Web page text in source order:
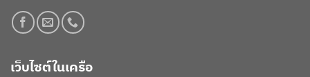
เว็บไซต์ในเครือ